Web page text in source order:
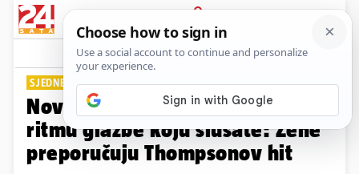
PRIJAVA
Lifestyle Komentari
SJEDNEŠ, SLUŠAŠ, UŽIVAŠ!
Nova seks-igračka vibrira u
ritmu glazbe koju slušate: Žene
preporučuju Thompsonov hit